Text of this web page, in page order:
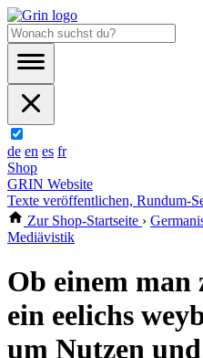
de en es fr
Shop
GRIN Website
Texte veröffentlichen, Rundum-
Zur Shop-Startseite ›
Mediävistik
Ob einem man
ein eelichs
um Nutzen